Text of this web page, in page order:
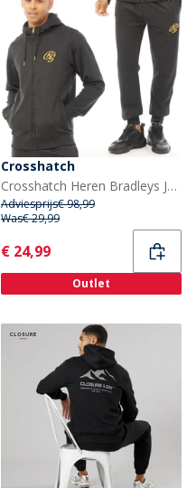
Crosshatch
Crosshatch Heren Bradleys Joggingpak Zwart
Adviesprijs€ 98,99
Was€ 29,99
Current
€ 24,99
Outlet